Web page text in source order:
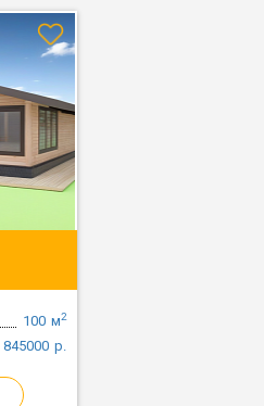
м2
100
р.
845000